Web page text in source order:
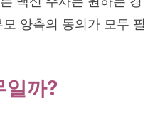
양측의 동의가 모두 필
일까?